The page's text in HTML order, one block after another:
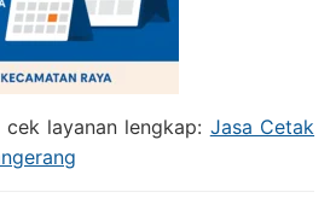
layanan lengkap: Jasa Cetak